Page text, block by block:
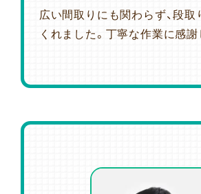
広い間取りにも関わらず、段取
くれました。丁寧な作業に感謝